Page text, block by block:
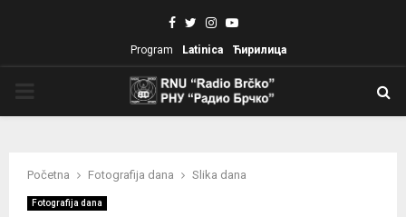
Facebook
TwitterInstagram
Youtube
Program Latinica Ћирилица
Početna Fotografija dana Slika dana
Fotografija dana